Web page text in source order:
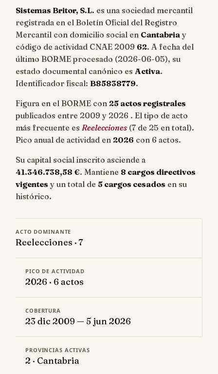
Sistemas Britor, S.L. es una sociedad mercantil
registrada en el Boletín Oficial del Registro
Mercantil con domicilio social en Cantabria y
código de actividad CNAE 2009 62. A fecha del
último BORME procesado (2026-06-05), su
estado documental canónico es Activa.
Identificador fiscal: B85838779.
Figura en el BORME con 25 actos registrales
publicados entre 2009 y 2026 . El tipo de acto
más frecuente es Reelecciones (7 de 25 en total).
Pico anual de actividad en 2026 con 6 actos.
Su capital social inscrito asciende a
41.346.738,58 €. Mantiene 8 cargos directivos
vigentes y un total de 5 cargos cesados en su
histórico.
ACTO DOMINANTE
Reelecciones · 7
PICO DE ACTIVIDAD
2026 · 6 actos
COBERTURA
23 dic 2009 — 5 jun 2026
PROVINCIAS ACTIVAS
2 · Cantabria